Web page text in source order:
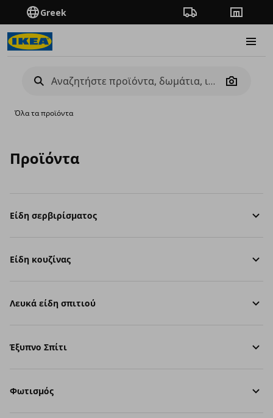
Greek Πορεία παραγγελίας
Camera
Όλα τα προϊόντα
Προϊόντα
Είδη σερβιρίσματος
Είδη κουζίνας
Λευκά είδη σπιτιού
Έξυπνο Σπίτι
Φωτισμός